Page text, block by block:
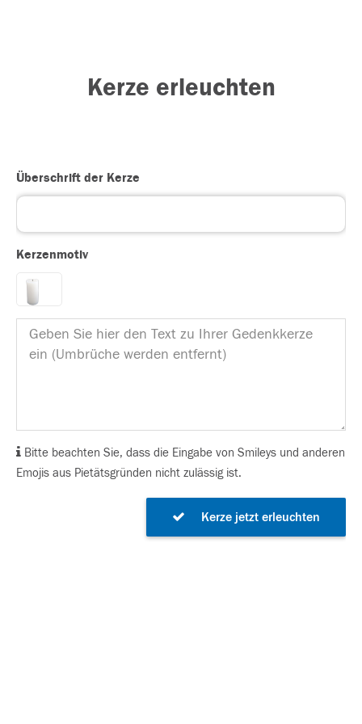
Kerze erleuchten
Überschrift der Kerze
Kerzenmotiv
Bitte beachten Sie, dass die Eingabe von Smileys und anderen
Emojis aus Pietätsgründen nicht zulässig ist.
Kerze jetzt erleuchten